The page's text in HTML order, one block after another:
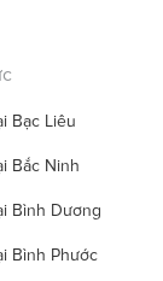
Bạc Liêu
Bắc Ninh
Bình Dương
Bình Phước